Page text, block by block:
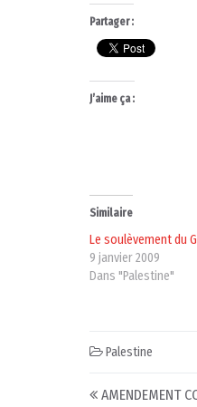
Partager :
J’aime ça :
Similaire
Le soulèvement du
9 janvier 2009
Dans "Palestine"
Palestine
Post
AMENDEMENT